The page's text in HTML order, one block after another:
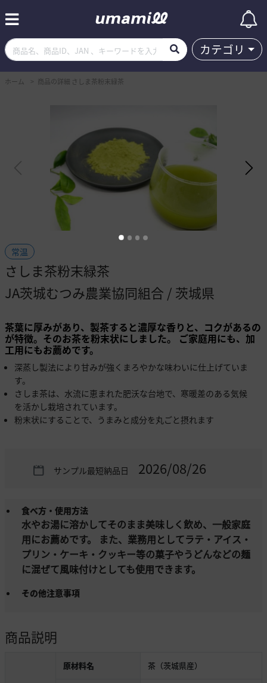
カテゴリ
ホーム 商品の詳細 さしま茶粉末緑茶
常温
さしま茶粉末緑茶
JA茨城むつみ農業協同組合 / 茨城県
茶葉に厚みがあり、製茶すると濃厚な香りと、コクがあるの
が特徴。そのお茶を粉末状にしました。 ご家庭用にも、加
工用にもお薦めです。
深蒸し製法により甘みが強くまろやかな味わいに仕上げていま
す。
さしま茶は、水流に恵まれた肥沃な台地で、寒暖差のある気候
を活かし栽培されています。
粉末状にすることで、うまみと成分を丸ごと摂れます
サンプル最短納品日 2026/08/26
食べ方・使用方法
水やお湯に溶かしてそのまま美味しく飲め、一般家庭
用にお薦めです。 また、業務用としてラテ・アイス・
プリン・ケーキ・クッキー等の菓子やうどんなどの麺
に混ぜて風味付けとしても使用できます。
その他注意事項
商品説明
原材料名 茶（茨城県産）